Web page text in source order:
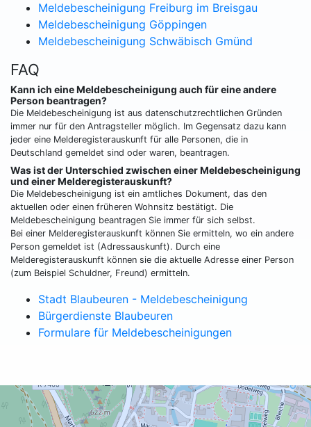
Meldebescheinigung Freiburg im Breisgau
Meldebescheinigung Göppingen
Meldebescheinigung Schwäbisch Gmünd
FAQ
Kann ich eine Meldebescheinigung auch für eine andere
Person beantragen?
Die Meldebescheinigung ist aus datenschutzrechtlichen Gründen
immer nur für den Antragsteller möglich. Im Gegensatz dazu kann
jeder eine Melderegisterauskunft für alle Personen, die in
Deutschland gemeldet sind oder waren, beantragen.
Was ist der Unterschied zwischen einer Meldebescheinigung
und einer Melderegisterauskunft?
Die Meldebescheinigung ist ein amtliches Dokument, das den
aktuellen oder einen früheren Wohnsitz bestätigt. Die
Meldebescheinigung beantragen Sie immer für sich selbst.
Bei einer Melderegisterauskunft können Sie ermitteln, wo ein andere
Person gemeldet ist (Adressauskunft). Durch eine
Melderegisterauskunft können sie die aktuelle Adresse einer Person
(zum Beispiel Schuldner, Freund) ermitteln.
Stadt Blaubeuren - Meldebescheinigung
Bürgerdienste Blaubeuren
Formulare für Meldebescheinigungen